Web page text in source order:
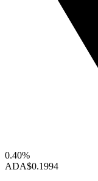
0.40%
ADA$0.1994